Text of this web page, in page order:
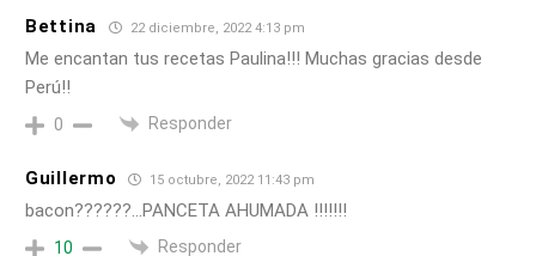
Bettina 22 diciembre, 2022 4:13 pm
Me encantan tus recetas Paulina!!! Muchas gracias desde
Perú!!
0 Responder
Guillermo 15 octubre, 2022 11:43 pm
bacon??????…PANCETA AHUMADA !!!!!!!
10 Responder